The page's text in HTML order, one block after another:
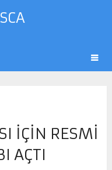
IÇIN RESMI
AÇTI